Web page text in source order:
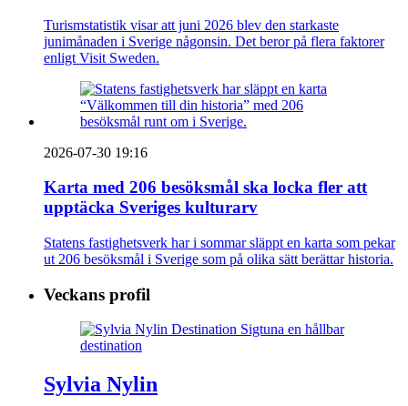
Turismstatistik visar att juni 2026 blev den starkaste
junimånaden i Sverige någonsin. Det beror på flera faktorer
enligt Visit Sweden.
2026-07-30 19:16
Karta med 206 besöksmål ska locka fler att
upptäcka Sveriges kulturarv
Statens fastighetsverk har i sommar släppt en karta som pekar
ut 206 besöksmål i Sverige som på olika sätt berättar historia.
Veckans profil
Sylvia Nylin